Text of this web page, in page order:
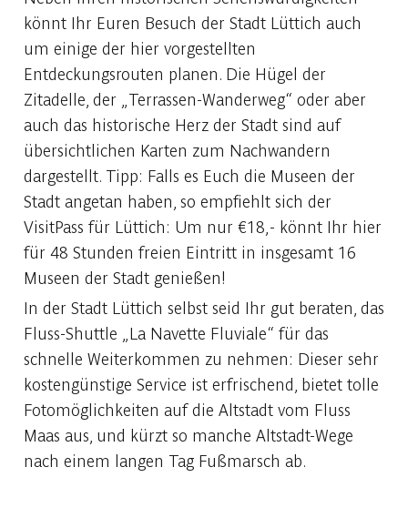
könnt Ihr Euren Besuch der Stadt Lüttich auch
um einige der hier vorgestellten
Entdeckungsrouten planen. Die Hügel der
Zitadelle, der „Terrassen-Wanderweg“ oder aber
auch das historische Herz der Stadt sind auf
übersichtlichen Karten zum Nachwandern
dargestellt. Tipp: Falls es Euch die Museen der
Stadt angetan haben, so empfiehlt sich der
VisitPass für Lüttich: Um nur €18,- könnt Ihr hier
für 48 Stunden freien Eintritt in insgesamt 16
Museen der Stadt genießen!
In der Stadt Lüttich selbst seid Ihr gut beraten, das
Fluss-Shuttle „La Navette Fluviale“ für das
schnelle Weiterkommen zu nehmen: Dieser sehr
kostengünstige Service ist erfrischend, bietet tolle
Fotomöglichkeiten auf die Altstadt vom Fluss
Maas aus, und kürzt so manche Altstadt-Wege
nach einem langen Tag Fußmarsch ab.